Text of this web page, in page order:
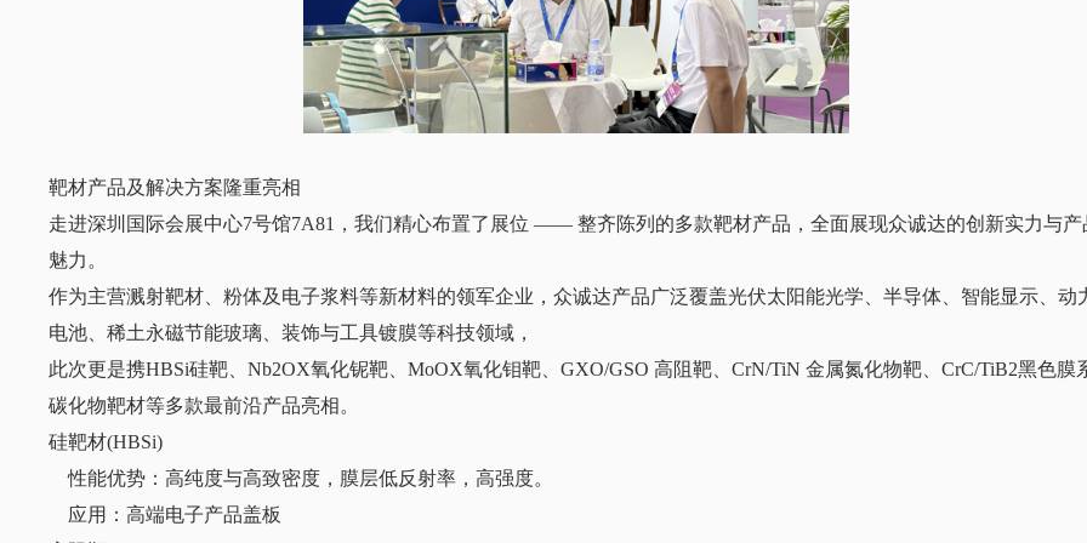
靶材产品及解决方案隆重亮相
走进深圳国际会展中心7号馆7A81，我们精心布置了展位 —— 整齐陈列的多款靶材产品，全面展现众诚达的创新实力与产
魅力。
作为主营溅射靶材、粉体及电子浆料等新材料的领军企业，众诚达产品广泛覆盖光伏太阳能光学、半导体、智能显示、动
电池、稀土永磁节能玻璃、装饰与工具镀膜等科技领域，
此次更是携HBSi硅靶、Nb2OX氧化铌靶、MoOX氧化钼靶、GXO/GSO 高阻靶、CrN/TiN 金属氮化物靶、CrC/TiB2黑色膜
碳化物靶材等多款最前沿产品亮相。
硅靶材(HBSi)
性能优势：高纯度与高致密度，膜层低反射率，高强度。
应用：高端电子产品盖板